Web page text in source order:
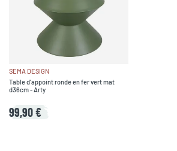
SEMA DESIGN
Table d'appoint ronde en fer vert mat
d36cm - Arty
99,90 €